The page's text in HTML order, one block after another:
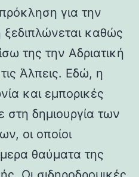
για την
καθώς
της την Αδριατική
Άλπεις. Εδώ, η
και εμπορικές
δημιουργία των
οι οποίοι
θαύματα της